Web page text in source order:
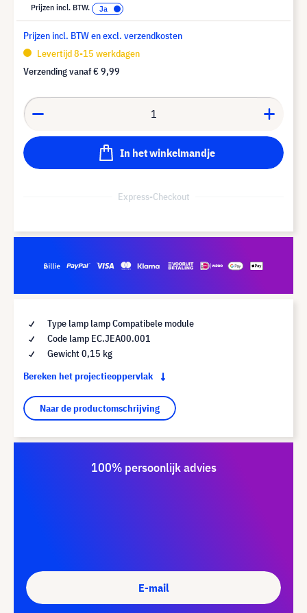
Prijzen incl. BTW.
Prijzen incl. BTW en excl. verzendkosten
Levertijd 8-15 werkdagen
Verzending vanaf€ 9,99
In het winkelmandje
Express-Checkout
Type lamp lamp Compatibele module
Code lamp EC.JEA00.001
Gewicht 0,15 kg
Bereken het projectieoppervlak
Naar de productomschrijving
100% persoonlijk advies
E-mail